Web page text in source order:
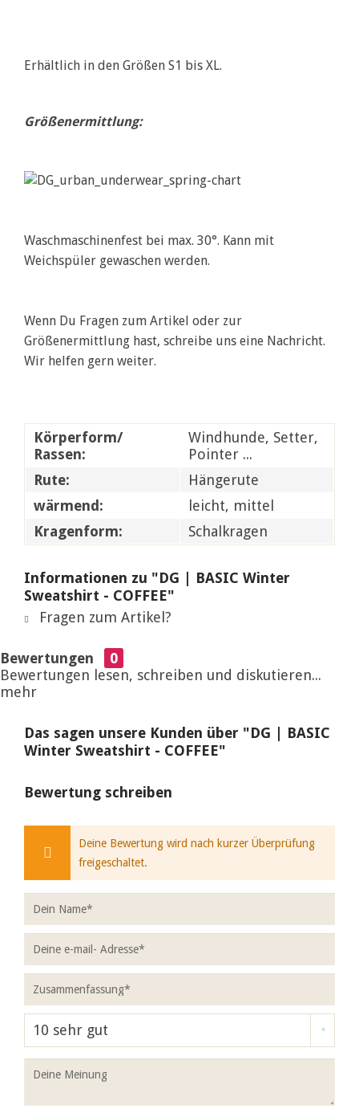
Erhältlich in den Größen S1 bis XL.
Größenermittlung:
Waschmaschinenfest bei max. 30°. Kann mit
Weichspüler gewaschen werden.
Wenn Du Fragen zum Artikel oder zur
Größenermittlung hast, schreibe uns eine Nachricht.
Wir helfen gern weiter.
Körperform/
Rassen:
Windhunde, Setter,
Pointer ...
Rute:
Hängerute
wärmend:
leicht, mittel
Kragenform:
Schalkragen
Informationen zu "DG | BASIC Winter
Sweatshirt - COFFEE"
Fragen zum Artikel?
Bewertungen
0
Bewertungen lesen, schreiben und diskutieren...
mehr
Das sagen unsere Kunden über "DG | BASIC
Winter Sweatshirt - COFFEE"
Bewertung schreiben
Deine Bewertung wird nach kurzer Überprüfung
freigeschaltet.